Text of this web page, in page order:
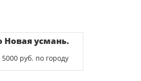
Новая усмань.
руб. по городу